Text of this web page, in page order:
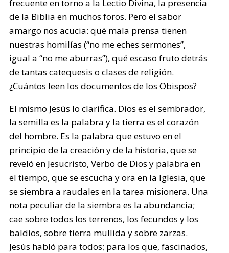
frecuente en torno a la Lectio Divina, la presencia
de la Biblia en muchos foros. Pero el sabor
amargo nos acucia: qué mala prensa tienen
nuestras homilías (“no me eches sermones”,
igual a “no me aburras”), qué escaso fruto detrás
de tantas catequesis o clases de religión.
¿Cuántos leen los documentos de los Obispos?
El mismo Jesús lo clarifica. Dios es el sembrador,
la semilla es la palabra y la tierra es el corazón
del hombre. Es la palabra que estuvo en el
principio de la creación y de la historia, que se
reveló en Jesucristo, Verbo de Dios y palabra en
el tiempo, que se escucha y ora en la Iglesia, que
se siembra a raudales en la tarea misionera. Una
nota peculiar de la siembra es la abundancia;
cae sobre todos los terrenos, los fecundos y los
baldíos, sobre tierra mullida y sobre zarzas.
Jesús habló para todos; para los que, fascinados,